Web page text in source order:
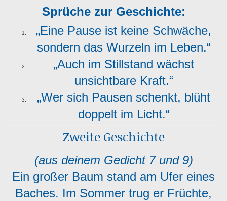
Sprüche zur Geschichte:
„Eine Pause ist keine Schwäche,
sondern das Wurzeln im Leben.“
„Auch im Stillstand wächst
unsichtbare Kraft.“
„Wer sich Pausen schenkt, blüht
doppelt im Licht.“
Zweite Geschichte
(aus deinem Gedicht 7 und 9)
Ein großer Baum stand am Ufer eines
Baches. Im Sommer trug er Früchte,